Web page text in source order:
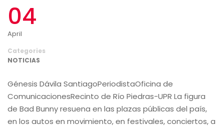
04
April
Categories
NOTICIAS
Génesis Dávila SantiagoPeriodistaOficina de
ComunicacionesRecinto de Río Piedras-UPR La figura
de Bad Bunny resuena en las plazas públicas del país,
en los autos en movimiento, en festivales, conciertos, a